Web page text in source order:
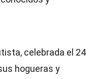
celebrada el 24
hogueras y